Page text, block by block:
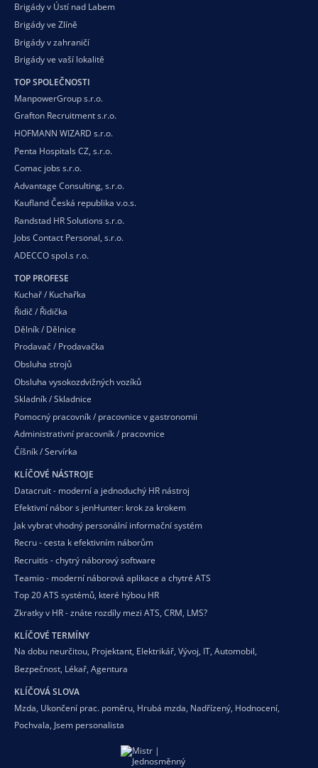
Brigády v Ústí nad Labem
Brigády ve Zlíně
Brigády v zahraničí
Brigády ve vaší lokalitě
TOP SPOLEČNOSTI
ManpowerGroup s.r.o.
Grafton Recruitment s.r.o.
HOFMANN WIZARD s.r.o.
Penta Hospitals CZ, s.r.o.
Comac jobs s.r.o.
Advantage Consulting, s.r.o.
Kaufland Česká republika v.o.s.
Randstad HR Solutions s.r.o.
Jobs Contact Personal, s.r.o.
ADECCO spol.s r.o.
TOP PROFESE
Kuchař / Kuchařka
Řidič / Řidička
Dělník / Dělnice
Prodavač / Prodavačka
Obsluha strojů
Obsluha vysokozdvižných vozíků
Skladník / Skladnice
Pomocný pracovník / pracovnice v gastronomii
Administrativní pracovník / pracovnice
Číšník / Servírka
KLÍČOVÉ NÁSTROJE
Datacruit - moderní a jednoduchý HR nástroj
Efektivní nábor s jenHunter: krok za krokem
Jak vybrat vhodný personální informační systém
Recru - cesta k efektivním náborům
Recruitis - chytrý náborový software
Teamio - moderní náborová aplikace a chytré ATS
Top 20 ATS systémů, které hýbou HR
Zkratky v HR - znáte rozdíly mezi ATS, CRM, LMS?
KLÍČOVÉ TERMÍNY
Na dobu neurčitou, Projektant, Elektrikář, Vývoj, IT, Automobil,
Bezpečnost, Lékař, Agentura
KLÍČOVÁ SLOVA
Mzda, Ukončení prac. poměru, Hrubá mzda, Nadřízený, Hodnocení,
Pochvala, Jsem personalista